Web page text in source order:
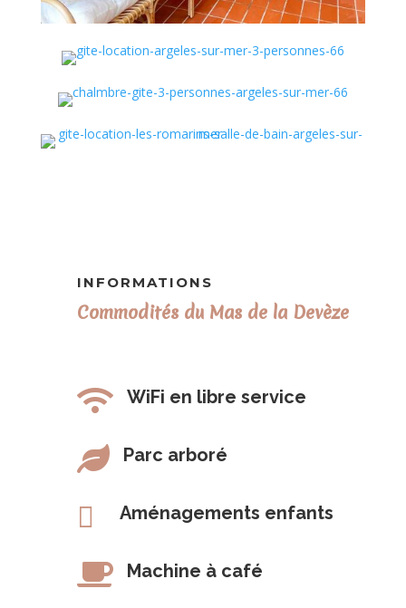
INFORMATIONS
Commodités du Mas de la Devèze
 WiFi en libre service
 Parc arboré
 Aménagements enfants
 Machine à café